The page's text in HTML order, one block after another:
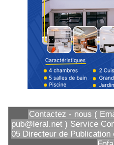
Contactez - nous (
pub@leral.net ) Service
05 Directeur de